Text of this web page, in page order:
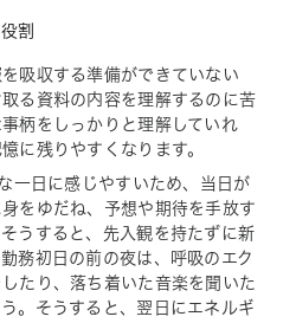
割
吸収する準備ができていない
る資料の内容を理解するのに苦
柄をしっかりと理解していれ
に残りやすくなります。
一日に感じやすいため、当日が
をゆだね、予想や期待を手放す
うすると、先入観を持たずに新
務初日の前の夜は、呼吸のエク
たり、落ち着いた音楽を聞いた
。そうすると、翌日にエネルギ